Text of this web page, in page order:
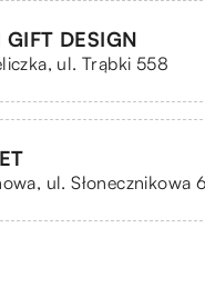
GIFT DESIGN
ul. Trąbki 558
ul. Słonecznikowa